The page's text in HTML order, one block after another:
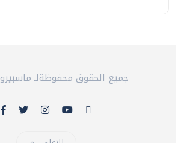
© 2026 جميع الحقوق محفوظةلـ ماسبيرو